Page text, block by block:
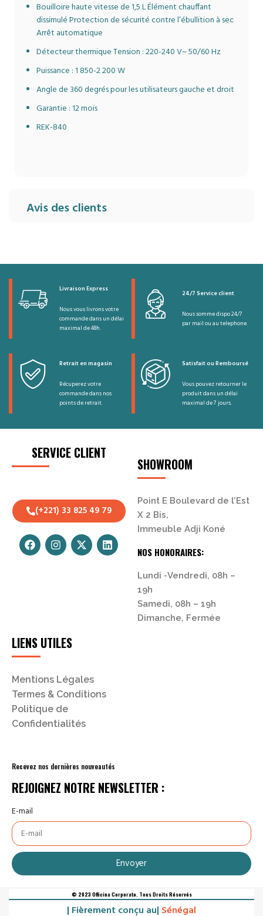
Bouilloire haute vitesse de 1,5 L Élément chauffant
dissimulé Protection de sécurité contre l’ébullition à sec
Arrêt automatique
Détecteur thermique Tension : 220-240 V~ 50/60 Hz
Puissance : 1 850-2 200 W
Angle de 360 ​​degrés pour les utilisateurs gauche et droit
Garantie : 12 mois
REK-840
Avis des clients
Livraison Express
Nous vous livrons votre
commande dans un délai
maximal de 48h.
24/7 Service client
Nous somme dispo 24/7
par mail ou au telephone.
Retrait en magasin
Récuperez votre
commande dans nos
points de retrait.
Satisfait ou Remboursé
Vous pouvez retourner le
produit dans un délai
maximal de 7 jours.
SERVICE CLIENT
(+221) 33 825 49 79
SHOWROOM
Point E Boulevard de l’Est
X 2 Bis,
Immeuble Adji Koné
NOS HONORAIRES:
Lundi -Vendredi, 08h –
19h
Samedi, 08h – 19h
Dimanche, Fermée
LIENS UTILES
Mentions Légales
Termes & Conditions
Politique de
Confidentialités
Recevez nos dernières nouveautés
REJOIGNEZ NOTRE NEWSLETTER :
E-mail
Envoyer
© 2023 Officina Corporate. Tous Droits Réservés
| Fièrement conçu au| Sénégal